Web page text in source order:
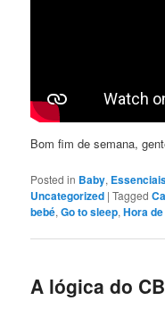
Bom fim de semana,
Posted in Baby,
Uncategorized |Tagged
bebé,Go to sleep,Hora
A lógica do